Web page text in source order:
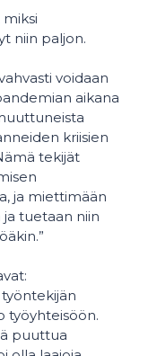
niin paljon.
voidaan
aikana
kriisien
tekijät
ja miettimään
tuetaan niin
työyhteisöön.
puuttua